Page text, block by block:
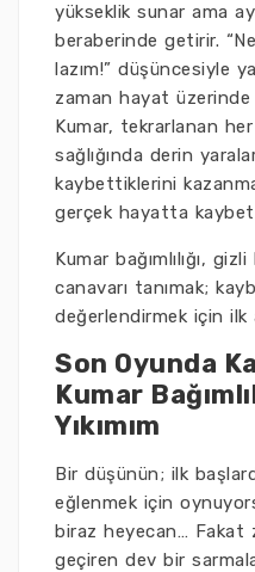
yükseklik sunar ama
beraberinde getirir.
lazım!” düşüncesiyle
zaman hayat üzerinde
Kumar, tekrarlanan
sağlığında derin
kaybettiklerini
gerçek hayatta
Kumar bağımlılığı,
canavarı tanımak;
değerlendirmek için ilk
Son Oyunda
Kumar
Yıkımım
Bir düşünün; ilk
eğlenmek için
biraz heyecan… Fakat
geçiren dev bir